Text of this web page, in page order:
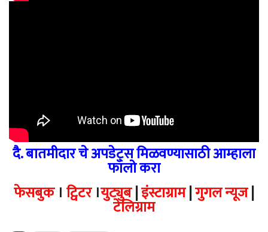
दै. बातमीदार चे अपडेट्स मिळवण्यासाठी आम्हाला
फॉलो करा
फेसबुक। ट्विटर।युट्युब|इंस्टाग्राम|गुगल न्यूज|
टेलिग्राम